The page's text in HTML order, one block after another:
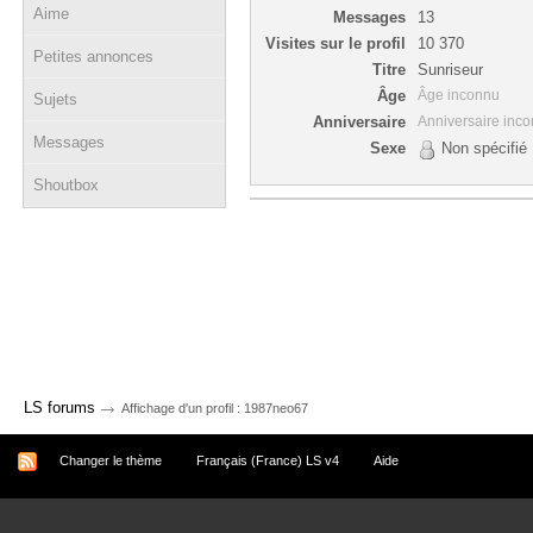
Aime
Petites annonces
Sujets
Messages
Shoutbox
Messages
13
Visites sur le profil
10 370
Titre
Sunriseur
Âge
Âge inconnu
Anniversaire Anniversaire
Sexe Non spécifié
LS forums → Affichage d'un profil : 1987neo67
Changer le thème Français (France) LS v4 Aide